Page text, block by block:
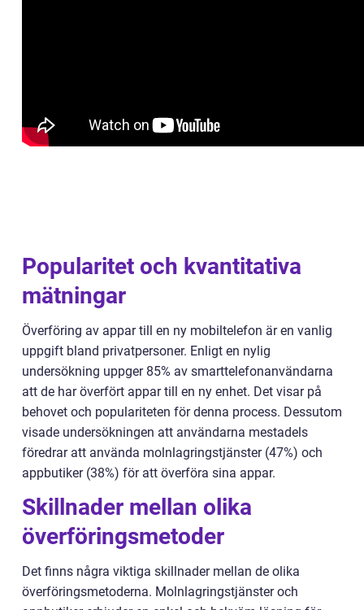
Popularitet och kvantitativa
mätningar
Överföring av appar till en ny mobiltelefon är en vanlig
uppgift bland privatpersoner. Enligt en nylig
undersökning uppger 85% av smarttelefonanvändarna
att de har överfört appar till en ny enhet. Det visar på
behovet och populariteten för denna process. Dessutom
visade undersökningen att användarna mestadels
föredrar att använda molnlagringstjänster (47%) och
appbutiker (38%) för att överföra sina appar.
Skillnader mellan olika
överföringsmetoder
Det finns några viktiga skillnader mellan de olika
överföringsmetoderna. Molnlagringstjänster och